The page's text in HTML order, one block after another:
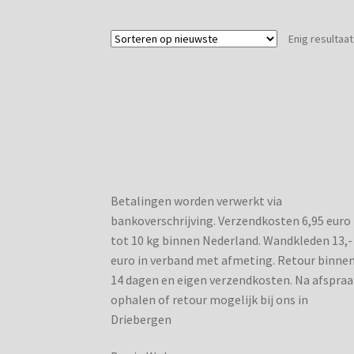
Enig resultaat
Betalingen worden verwerkt via
bankoverschrijving. Verzendkosten 6,95 euro
tot 10 kg binnen Nederland. Wandkleden 13,-
euro in verband met afmeting. Retour
14 dagen en eigen verzendkosten. Na
ophalen of retour mogelijk bij ons in
Driebergen